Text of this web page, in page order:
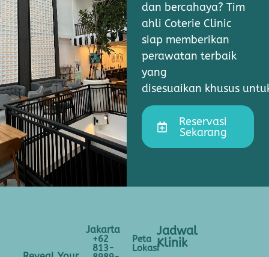
dan bercahaya? Tim
ahli Coterie Clinic
siap memberikan
perawatan terbaik
yang
disesuaikan khusus
Reservasi
Sekarang
Jakarta
+62
813-
Peta
Lokasi
Jadwal
Klinik